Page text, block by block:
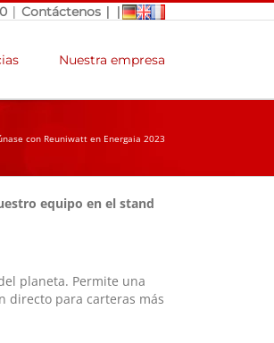
| Contáctenos | |
Nuestra empresa
con Reuniwatt en Energaia 2023
equipo en el stand
planeta. Permite una
directo para carteras más